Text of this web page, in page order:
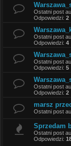
Ostatni post
Odpowiedzi: 2
Ostatni post
Odpowiedzi: 4
Ostatni post
Odpowiedzi: 5
Ostatni post
Odpowiedzi: 2
marsz
Ostatni post
Sprzedam
Ostatni post
Odpowiedzi: